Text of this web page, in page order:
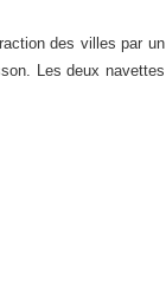
des villes par un
Les deux navettes